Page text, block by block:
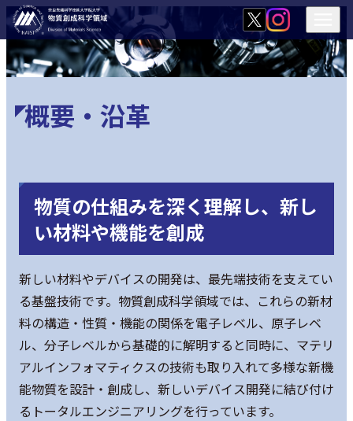
概要・沿革
物質の仕組みを深く理解し、新し
い材料や機能を創成
新しい材料やデバイスの開発は、最先端技術を支えてい
る基盤技術です。物質創成科学領域では、これらの新材
料の構造・性質・機能の関係を電子レベル、原子レベ
ル、分子レベルから基礎的に解明すると同時に、マテリ
アルインフォマティクスの技術も取り入れて多様な新機
能物質を設計・創成し、新しいデバイス開発に結び付け
るトータルエンジニアリングを行っています。